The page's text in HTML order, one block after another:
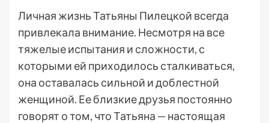
Личная жизнь Татьяны Пилецкой всегда
привлекала внимание. Несмотря на все
тяжелые испытания и сложности, с
которыми ей приходилось сталкиваться,
она оставалась сильной и доблестной
женщиной. Ее близкие друзья постоянно
говорят о том, что Татьяна — настоящая